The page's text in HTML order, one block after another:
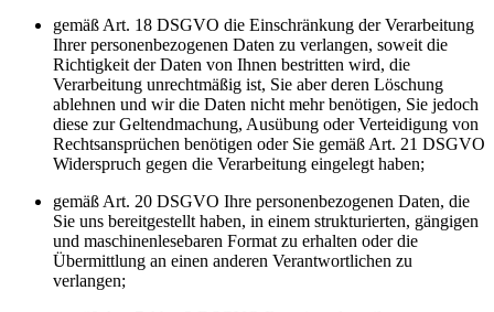
gemäß Art. 18 DSGVO die Einschränkung der Verarbeitung
Ihrer personenbezogenen Daten zu verlangen, soweit die
Richtigkeit der Daten von Ihnen bestritten wird, die
Verarbeitung unrechtmäßig ist, Sie aber deren Löschung
ablehnen und wir die Daten nicht mehr benötigen, Sie jedoch
diese zur Geltendmachung, Ausübung oder Verteidigung von
Rechtsansprüchen benötigen oder Sie gemäß Art. 21 DSGVO
Widerspruch gegen die Verarbeitung eingelegt haben;
gemäß Art. 20 DSGVO Ihre personenbezogenen Daten, die
Sie uns bereitgestellt haben, in einem strukturierten, gängigen
und maschinenlesebaren Format zu erhalten oder die
Übermittlung an einen anderen Verantwortlichen zu
verlangen;